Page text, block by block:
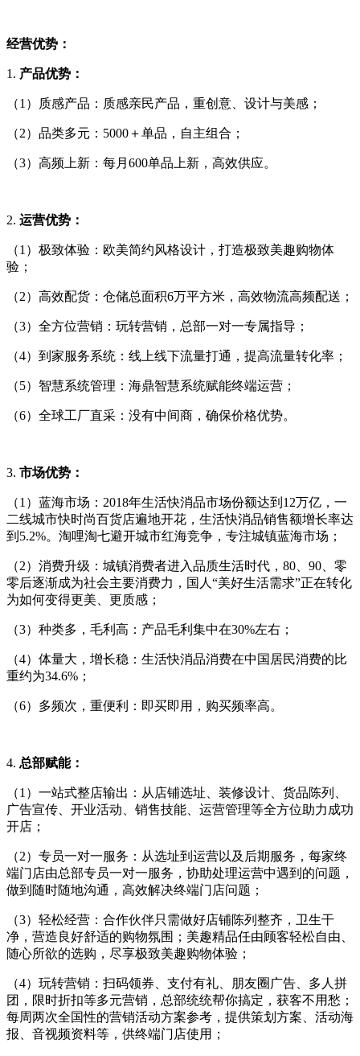
经营优势 ：
1. 产品优势：
（1）质感产品：质感亲民产品，重创意、设计与美感；
（2）品类多元：5000＋单品，自主组合；
（3）高频上新：每月600单品上新，高效供应。
2. 运营优势：
（1）极致体验：欧美简约风格设计，打造极致美趣购物体
验；
（2）高效配货：仓储总面积6万平方米，高效物流高频配送；
（3）全方位营销：玩转营销，总部一对一专属指导；
（4）到家服务系统：线上线下流量打通，提高流量转化率；
（5）智慧系统管理：海鼎智慧系统赋能终端运营；
（6）全球工厂直采：没有中间商，确保价格优势。
3. 市场优势：
（1）蓝海市场：2018年生活快消品市场份额达到12万亿，一
二线城市快时尚百货店遍地开花，生活快消品销售额增长率达
到5.2%。淘哩淘七避开城市红海竞争，专注城镇蓝海市场；
（2）消费升级：城镇消费者进入品质生活时代，80、90、零
零后逐渐成为社会主要消费力，国人“美好生活需求”正在转化
为如何变得更美、更质感；
（3）种类多，毛利高：产品毛利集中在30%左右；
（4）体量大，增长稳：生活快消品消费在中国居民消费的比
重约为34.6%；
（6）多频次，重便利：即买即用，购买频率高。
4. 总部赋能：
（1）一站式整店输出：从店铺选址、装修设计、货品陈列、
广告宣传、开业活动、销售技能、运营管理等全方位助力成功
开店；
（2）专员一对一服务：从选址到运营以及后期服务，每家终
端门店由总部专员一对一服务，协助处理运营中遇到的问题，
做到随时随地沟通，高效解决终端门店问题；
（3）轻松经营：合作伙伴只需做好店铺陈列整齐，卫生干
净，营造良好舒适的购物氛围；美趣精品任由顾客轻松自由、
随心所欲的选购，尽享极致美趣购物体验；
（4）玩转营销：扫码领券、支付有礼、朋友圈广告、多人拼
团，限时折扣等多元营销，总部统统帮你搞定，获客不用愁；
每周两次全国性的营销活动方案参考，提供策划方案、活动海
报、音视频资料等，供终端门店使用；